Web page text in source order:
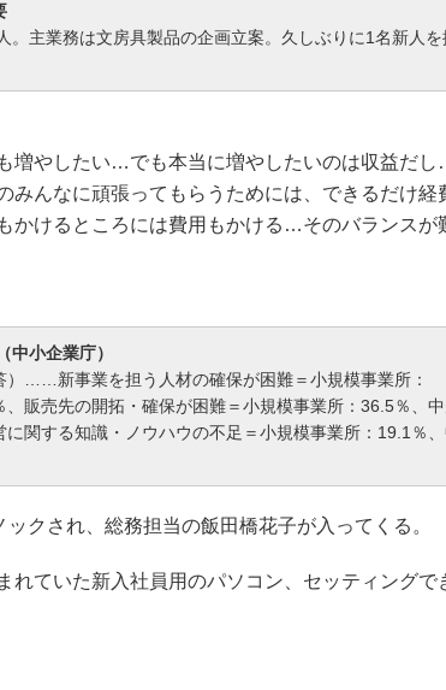
。主業務は文房具製品の企画立案。久しぶりに1名新人を
も増やしたい…でも本当に増やしたいのは収益だ
みんなに頑張ってもらうためには、できるだけ経
かけるところには費用もかける…そのバランスが
（中小企業庁）
）……新事業を担う人材の確保が困難＝小規模事業所：
販売先の開拓・確保が困難＝小規模事業所：36.5％、
関する知識・ノウハウの不足＝小規模事業所：19.1％、
ックされ、総務担当の飯田橋花子が入ってくる。
れていた新入社員用のパソコン、セッティングで